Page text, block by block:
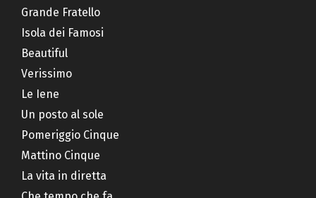
Grande Fratello
Isola dei Famosi
Beautiful
Verissimo
Le Iene
Un posto al sole
Pomeriggio Cinque
Mattino Cinque
La vita in diretta